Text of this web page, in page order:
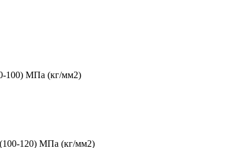
100) МПа (кг/мм2)
(100-120) МПа (кг/мм2)